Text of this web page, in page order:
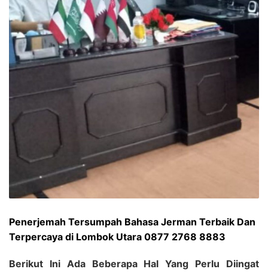
Penerjemah Tersumpah Bahasa Jerman Terbaik Dan
Terpercaya di Lombok Utara 0877 2768 8883
Berikut Ini Ada Beberapa Hal Yang Perlu Diingat